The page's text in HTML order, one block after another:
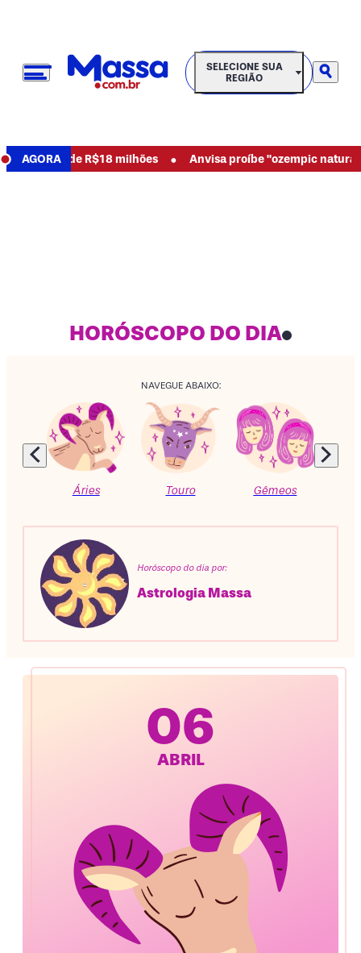
SELECIONE SUA REGIÃO
SELECIONE SUA
REGIÃO
AGORA
e pede R$18 milhões • Anvisa proíbe "ozempic natural" e
HORÓSCOPO DO DIA
NAVEGUE ABAIXO:
Áries Touro Gêmeos
Horóscopo do dia por:
Astrologia Massa
06
ABRIL